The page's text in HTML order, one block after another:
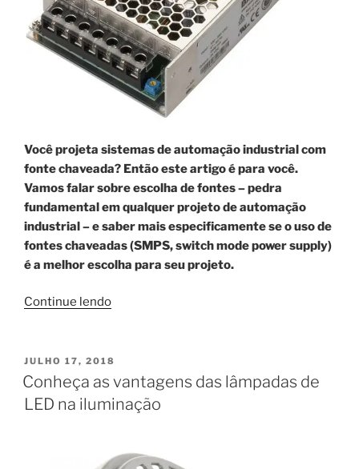
Você projeta sistemas de automação industrial com
fonte chaveada? Então este artigo é para você.
Vamos falar sobre escolha de fontes – pedra
fundamental em qualquer projeto de automação
industrial – e saber mais especificamente se o uso de
fontes chaveadas (SMPS, switch mode power supply)
é a melhor escolha para seu projeto.
Continue lendo“FONTE
opção
para
instalação?”
PUBLICADO
EM
JULHO 17, 2018
Conheça as vantagens das lâmpadas de
LED na iluminação